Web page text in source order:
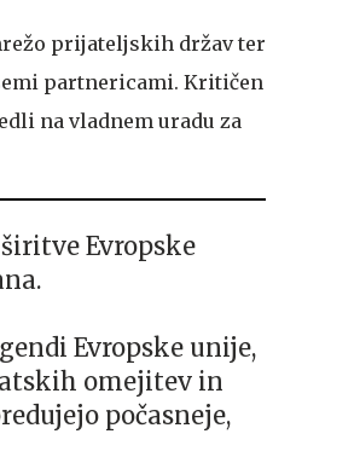
prijateljskih držav ter
partnericami. Kritičen
na vladnem uradu za
Evropske
Evropske unije,
omejitev in
počasneje,